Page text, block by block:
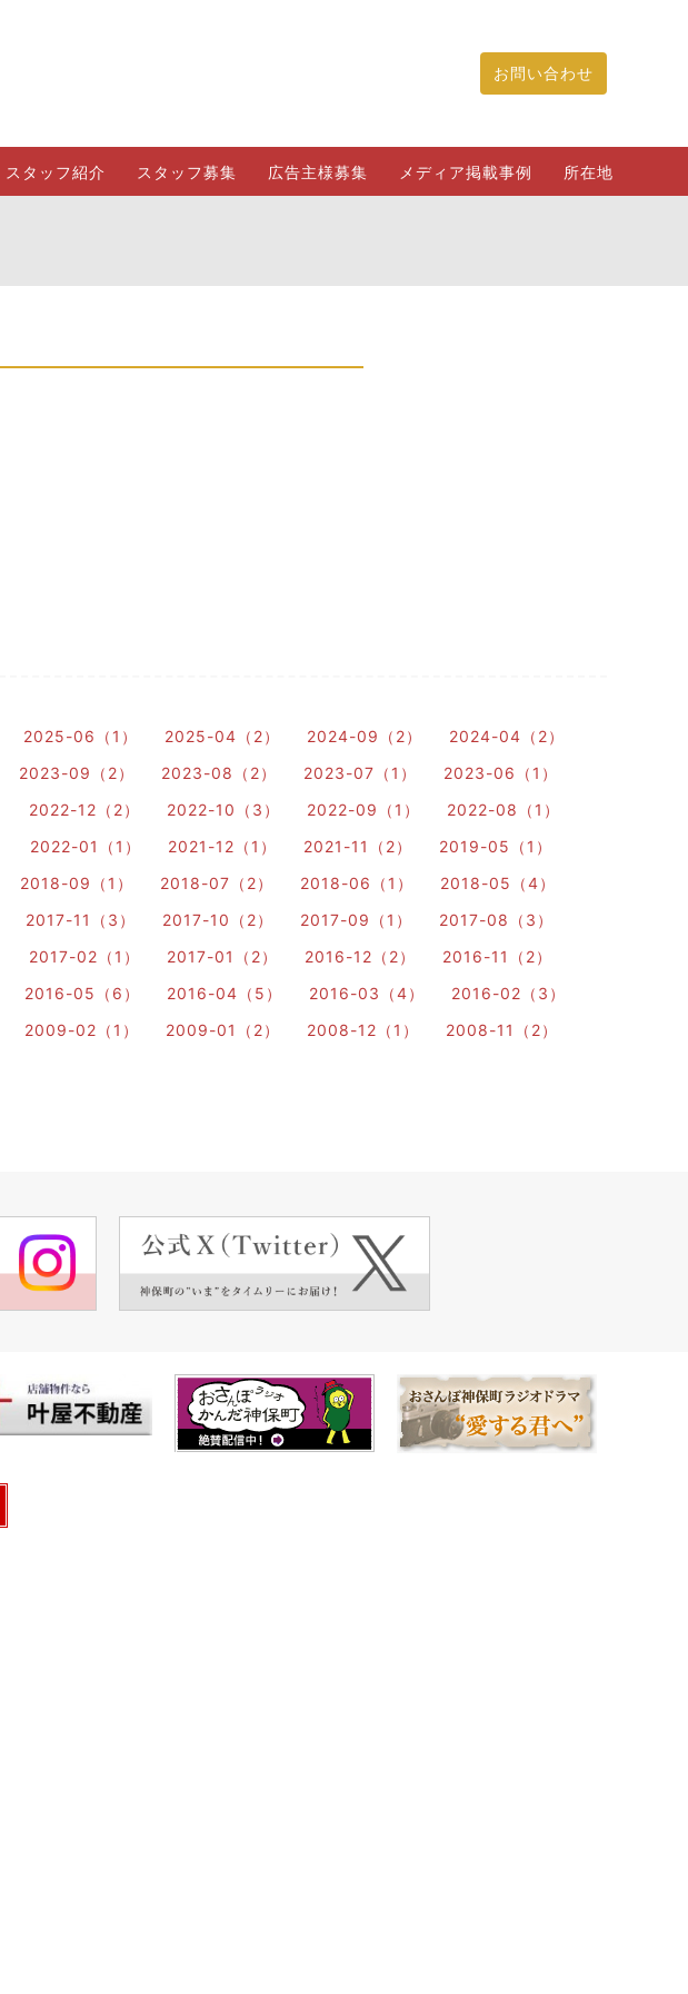
お問い合わせ
スタッフ紹介 スタッフ募集 広告主様募集 メディア掲載事例 所在地
2025-06（1） 2025-04（2） 2024-09（2）
2024-04（2）
2023-09（2） 2023-08（2） 2023-07（1）
2023-06（1）
2022-12（2） 2022-10（3） 2022-09（1）
2022-08（1）
2022-01（1） 2021-12（1） 2021-11（2）
2019-05（1）
2018-09（1） 2018-07（2） 2018-06（1）
2018-05（4）
2017-11（3） 2017-10（2） 2017-09（1）
2017-08（3）
2017-02（1） 2017-01（2） 2016-12（2）
2016-11（2）
2016-05（6） 2016-04（5） 2016-03（4）
2016-02（3）
2009-02（1） 2009-01（2） 2008-12（1）
2008-11（2）